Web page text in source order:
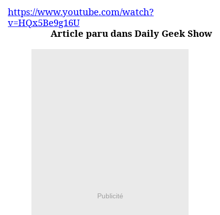
https://www.youtube.com/watch?
v=HQx5Be9g16U
Article paru dans Daily Geek Show
Publicité